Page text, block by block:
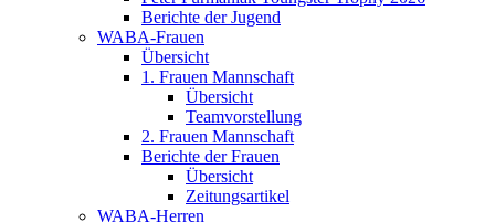
Berichte der Jugend
WABA-Frauen
Übersicht
1. Frauen Mannschaft
Übersicht
Teamvorstellung
2. Frauen Mannschaft
Berichte der Frauen
Übersicht
Zeitungsartikel
WABA-Herren